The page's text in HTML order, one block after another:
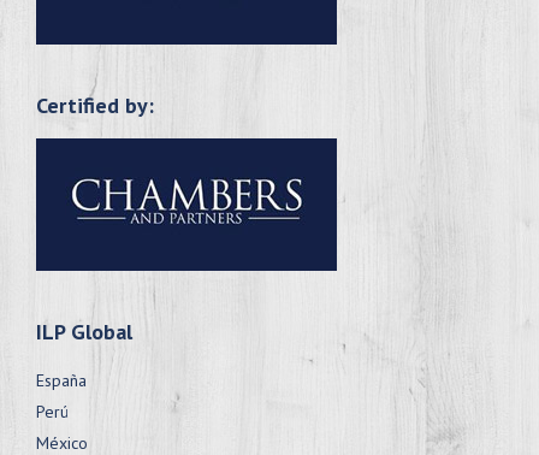
Certified by:
ILP Global
España
Perú
México